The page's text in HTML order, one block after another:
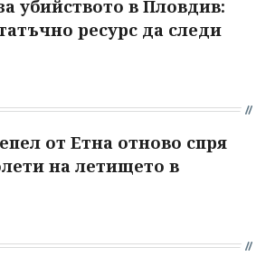
убийството в Пловдив:
ресурс да следи
от Етна отново спря
на летището в